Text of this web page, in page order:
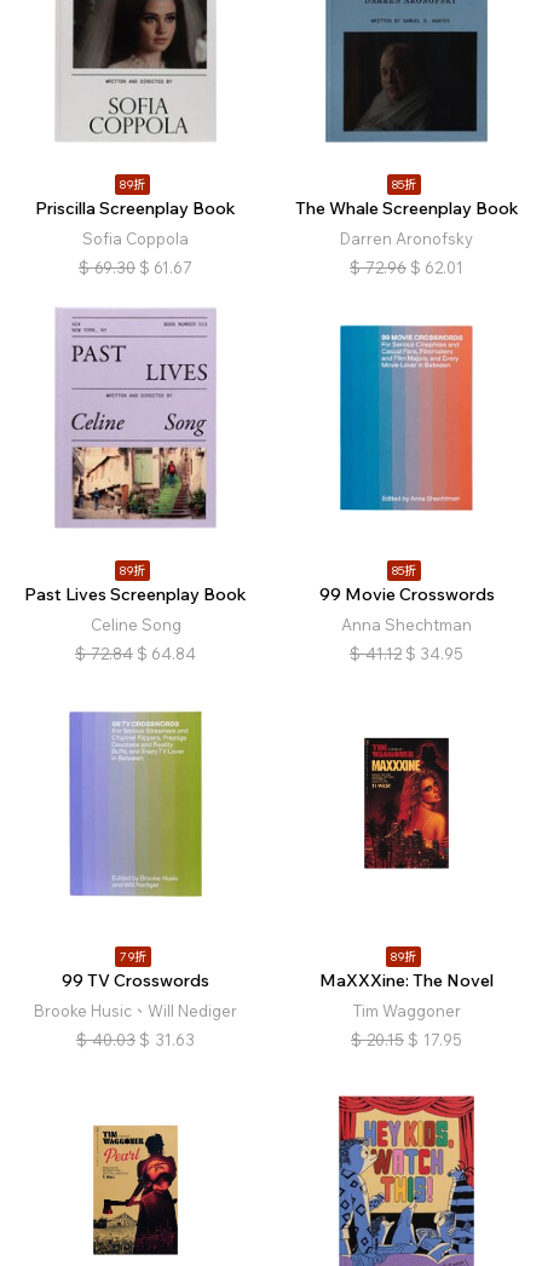
89折
Priscilla Screenplay Book
Sofia Coppola
$ 69.30 $ 61.67
85折
The Whale Screenplay Book
Darren Aronofsky
$ 72.96 $ 62.01
89折
Past Lives Screenplay Book
Celine Song
$ 72.84 $ 64.84
85折
99 Movie Crosswords
Anna Shechtman
$ 41.12 $ 34.95
79折
99 TV Crosswords
Brooke Husic、Will Nediger
$ 40.03 $ 31.63
89折
MaXXXine: The Novel
Tim Waggoner
$ 20.15 $ 17.95